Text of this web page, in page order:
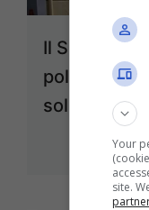
Il
poliziotti di
soluzione
Your
site.